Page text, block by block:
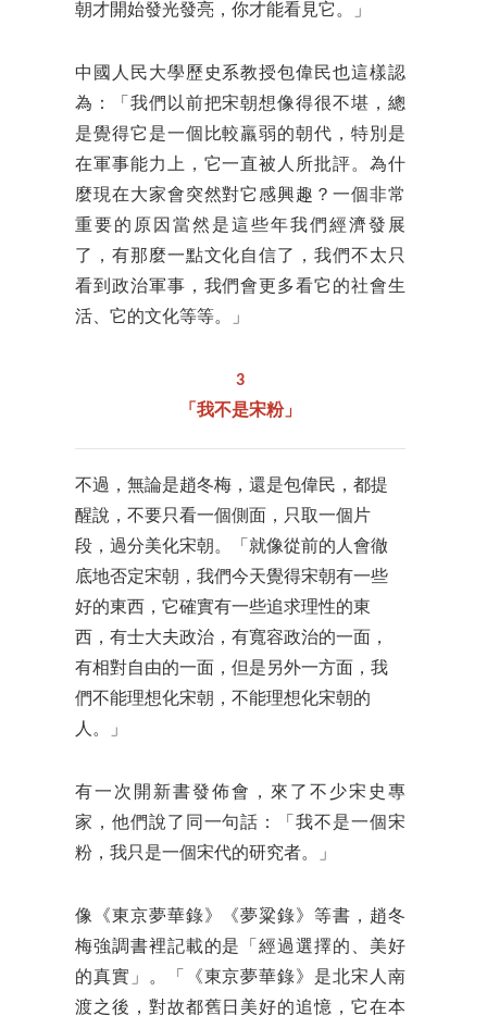
朝才開始發光發亮，你才能看見它。」
中國人民大學歷史系教授包偉民也這樣認
為：「我們以前把宋朝想像得很不堪，總
是覺得它是一個比較羸弱的朝代，特別是
在軍事能力上，它一直被人所批評。為什
麼現在大家會突然對它感興趣？一個非常
重要的原因當然是這些年我們經濟發展
了，有那麼一點文化自信了，我們不太只
看到政治軍事，我們會更多看它的社會生
活、它的文化等等。」
3
「我不是宋粉」
不過，無論是趙冬梅，還是包偉民，都提
醒說，不要只看一個側面，只取一個片
段，過分美化宋朝。「就像從前的人會徹
底地否定宋朝，我們今天覺得宋朝有一些
好的東西，它確實有一些追求理性的東
西，有士大夫政治，有寬容政治的一面，
有相對自由的一面，但是另外一方面，我
們不能理想化宋朝，不能理想化宋朝的
人。」
有一次開新書發佈會，來了不少宋史專
家，他們說了同一句話：「我不是一個宋
粉，我只是一個宋代的研究者。」
像《東京夢華錄》《夢粱錄》等書，趙冬
梅強調書裡記載的是「經過選擇的、美好
的真實」。「《東京夢華錄》是北宋人南
渡之後，對故都舊日美好的追憶，它在本